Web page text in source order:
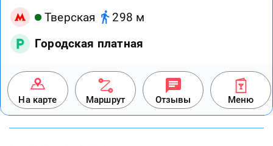
Тверская
298 м
Городская платная
На карте Маршрут Отзывы Меню